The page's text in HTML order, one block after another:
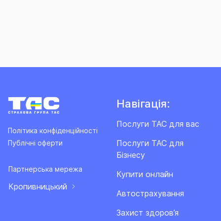
Політика конфіденційності
Публічні оферти
Партнерська мережа
Кропивницький
Навігація:
Послуги ТАС для вас
Послуги ТАС для
Бізнесу
Купити онлайн
Автострахування
Захист здоров’я